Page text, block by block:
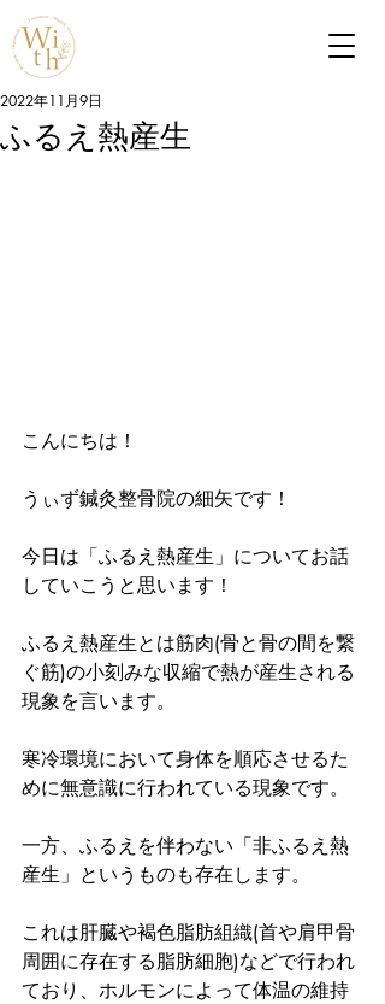
ふるえ熱産生
2022年11月9日
こんにちは！
うぃず鍼灸整骨院の細矢です！
今日は「ふるえ熱産生」についてお話
していこうと思います！
ふるえ熱産生とは筋肉(骨と骨の間を繋
ぐ筋)の小刻みな収縮で熱が産生される
現象を言います。
寒冷環境において身体を順応させるた
めに無意識に行われている現象です。
一方、ふるえを伴わない「非ふるえ熱
産生」というものも存在します。
これは肝臓や褐色脂肪組織(首や肩甲骨
周囲に存在する脂肪細胞)などで行われ
ており、ホルモンによって体温の維持